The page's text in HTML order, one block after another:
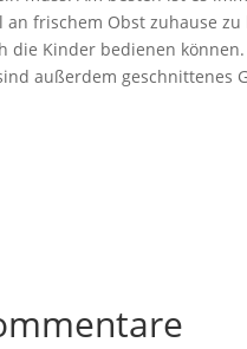
an frischem Obst zuhause zu
die Kinder bedienen können.
außerdem geschnittenes